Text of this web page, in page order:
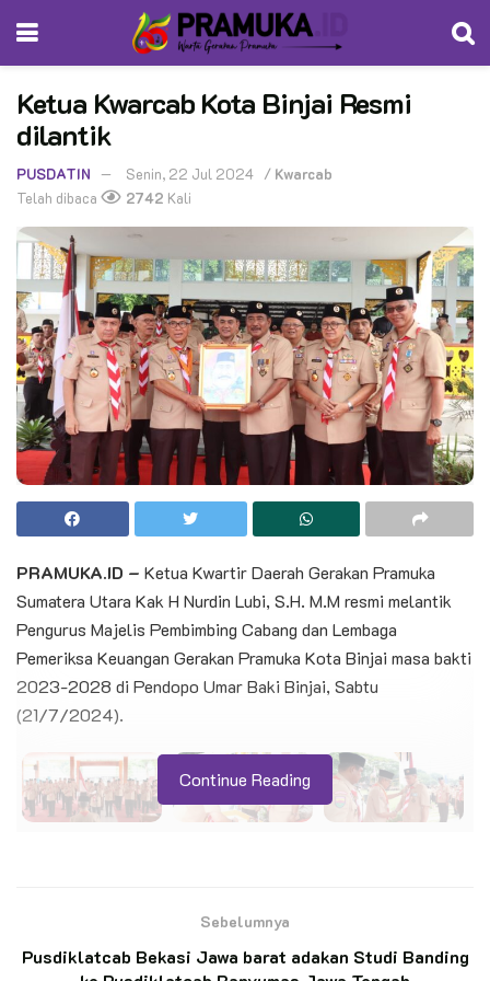
Ketua Kwarcab Kota Binjai Resmi
dilantik
PUSDATIN Senin, 22 Jul 2024 / Kwarcab
Telah dibaca
2742 Kali
PRAMUKA.ID – Ketua Kwartir Daerah Gerakan Pramuka
Sumatera Utara Kak H Nurdin Lubi, S.H. M.M resmi melantik
Pengurus Majelis Pembimbing Cabang dan Lembaga
Pemeriksa Keuangan Gerakan Pramuka Kota Binjai masa bakti
2023-2028 di Pendopo Umar Baki Binjai, Sabtu
(21/7/2024).
Keputusan Ketua Kwartir Daerah Gerakan Pramuka Sumatera
Utara Nomor 19 Tahun 2024 tanggal 31 Mei 2024 dengan
Ketua Majelis Pembimbing dan Kwartir Cabang Gerakan
Continue Reading
Sebelumnya
Pusdiklatcab Bekasi Jawa barat adakan Studi Banding